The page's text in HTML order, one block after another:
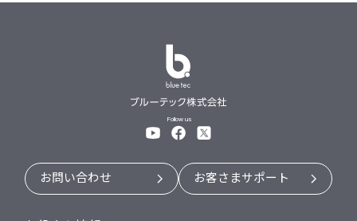
Follow us
お問い合わせ お客さまサポート